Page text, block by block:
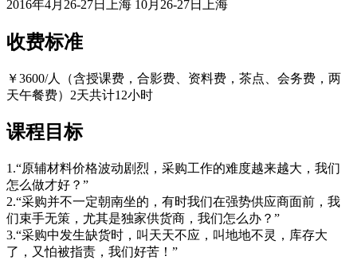
2016年4月26-27日上海 10月26-27日上海
收费标准
￥3600/人（含授课费，合影费、资料费，茶点、会务费，两
天午餐费）2天共计12小时
课程目标
1.“原辅材料价格波动剧烈，采购工作的难度越来越大，我们
怎么做才好？”
2.“采购并不一定朝南坐的，有时我们在强势供应商面前，我
们束手无策，尤其是独家供货商，我们怎么办？”
3.“采购中发生缺货时，叫天天不应，叫地地不灵，库存大
了，又怕被指责，我们好苦！”